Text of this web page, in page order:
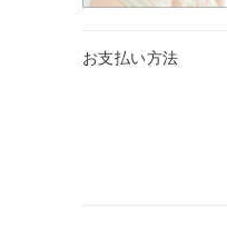
お支払い方法